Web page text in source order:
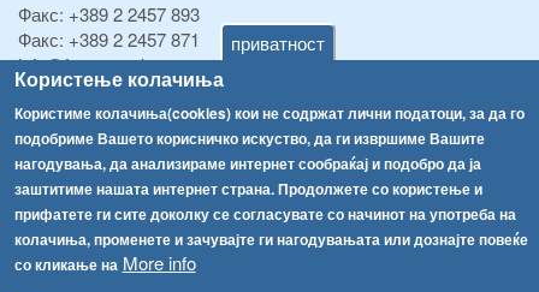
приватност
Користење колачиња
Користиме колачиња(cookies) кои не содржат лични податоци, за да го
подобриме Вашето корисничко искуство, да ги извршиме Вашите
нагодувања, да анализираме интернет сообраќај и подобро да ја
заштитиме нашата интернет страна. Продолжете со користење и
прифатете ги сите доколку се согласувате со начинот на употреба на
колачиња, променете и зачувајте ги нагодувањата или дознајте повеќе
со кликање на More info
Факс: +389 2 2457 893
Факс: +389 2 2457 871
info@fva.gov.mk
[АХВ-претходна страна]
Соопштенија
Република Бугарија ги засили официјалните контроли при увоз на свежо овошје и зеленчук
Високите температури ризик од труење со храна, опасни се и за животните
Водата во Гостивар може да се користи како техничка, продолжува испораката на флаширана вода
Навигација
Архива
Регистри
Обрасци